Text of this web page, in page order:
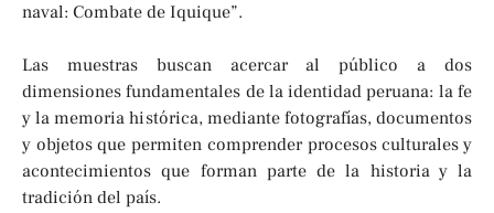
naval: Combate de Iquique”.
Las muestras buscan acercar al público a dos
dimensiones fundamentales de la identidad peruana: la fe
y la memoria histórica, mediante fotografías, documentos
y objetos que permiten comprender procesos culturales y
acontecimientos que forman parte de la historia y la
tradición del país.